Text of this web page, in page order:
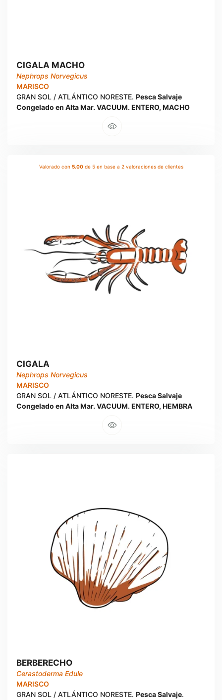
CIGALA MACHO
Nephrops Norvegicus
MARISCO
GRAN SOL / ATLÁNTICO NORESTE. Pesca Salvaje
Congelado en Alta Mar. VACUUM. ENTERO, MACHO
Valorado con 5.00de 5 en base a 2valoraciones de clientes
CIGALA
Nephrops Norvegicus
MARISCO
GRAN SOL / ATLÁNTICO NORESTE. Pesca Salvaje
Congelado en Alta Mar. VACUUM. ENTERO, HEMBRA
BERBERECHO
Cerastoderma Edule
MARISCO
GRAN SOL / ATLÁNTICO NORESTE. Pesca Salvaje.